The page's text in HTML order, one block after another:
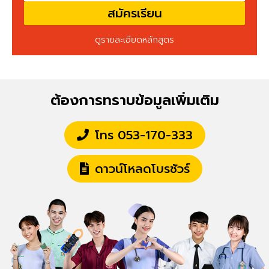
สมัครเรียน
ดูรายละเอียดหลักสูตร
ต้องการทราบข้อมูลเพิ่มเติม
โทร 053-170-333
ดาวน์โหลดโบรชัวร์